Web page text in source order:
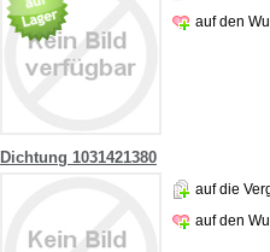
auf den
Dichtung 1031421380
auf die
auf den